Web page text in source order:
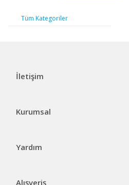
Tüm Kategoriler
İletişim
Kurumsal
Yardım
Alışveriş